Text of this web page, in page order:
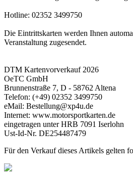
Hotline: 02352 3499750
Die Eintrittskarten werden Ihnen
Veranstaltung zugesendet.
DTM Kartenvorverkauf 2026
OeTC GmbH
Brunnenstraße 7, D - 58762 Altena
Telefon: (+49) 02352 3499750
eMail: Bestellung@xp4u.de
Internet: www.motorsportkarten.de
eingetragen unter HRB 7091 Iserlohn
Ust-Id-Nr. DE254487479
Für den Verkauf dieses Artikels gelten